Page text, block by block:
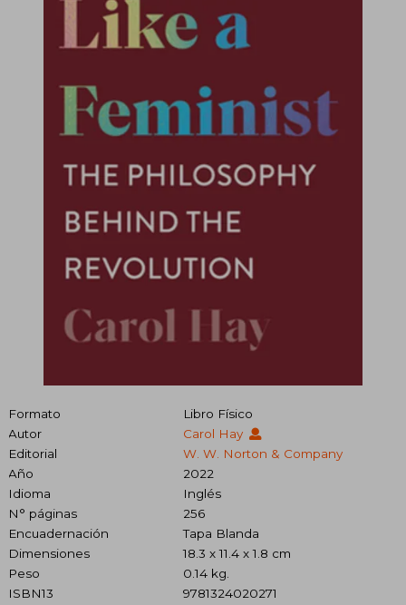
Formato
Libro Físico
Autor
Carol Hay
Editorial
W. W. Norton & Company
Año
2022
Idioma
Inglés
N° páginas
256
Encuadernación
Tapa Blanda
Dimensiones
18.3 x 11.4 x 1.8 cm
Peso
0.14 kg.
ISBN13
9781324020271